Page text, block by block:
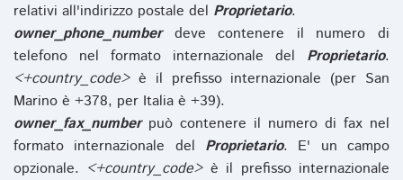
relativi all'indirizzo postale del Proprietario.
owner_phone_numberdeve contenere il numero di
telefono nel formato internazionale del Proprietario.
<+country_code>è il prefisso internazionale (per San
Marino è +378, per Italia è +39).
owner_fax_numberpuò contenere il numero di fax nel
formato internazionale del Proprietario. E' un campo
opzionale. <+country_code>è il prefisso internazionale